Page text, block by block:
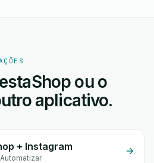
ou o
aplicativo.
+ Instagram